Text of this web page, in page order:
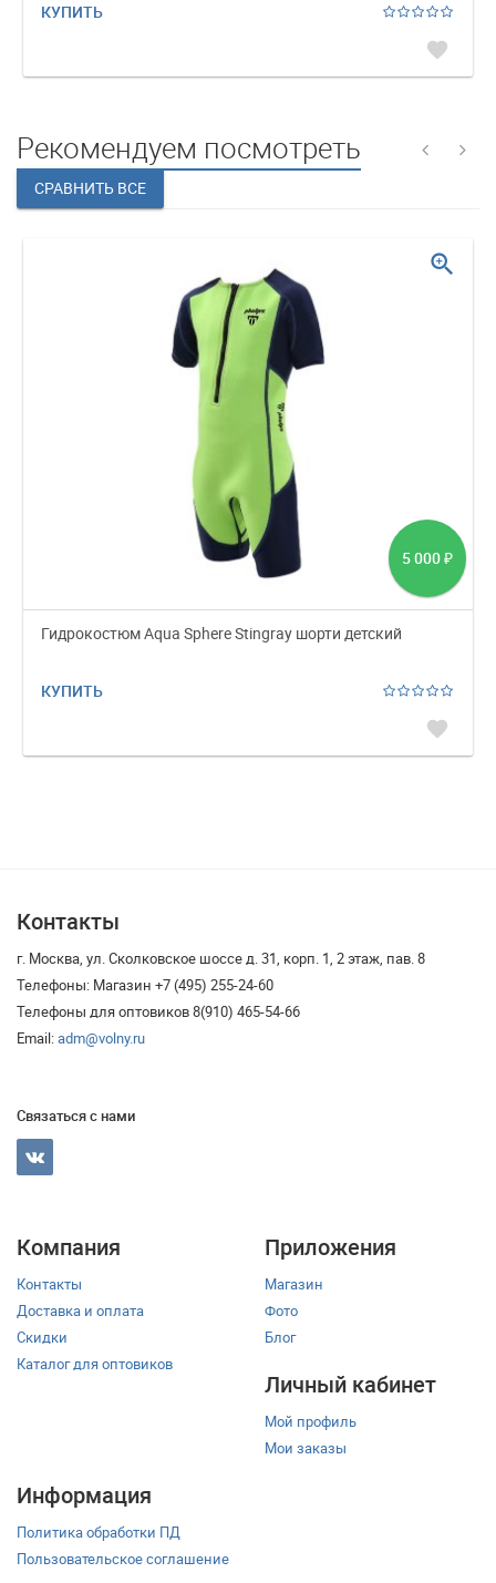
КУПИТЬ
favorite
Рекомендуем посмотреть
5 000 ₽
Гидрокостюм Aqua Sphere Stingray шорти детский
КУПИТЬ
favorite
zoom_in
Контакты
г. Москва, ул. Сколковское шоссе д. 31, корп. 1, 2 этаж, пав. 8
Телефоны: Магазин +7 (495) 255-24-60
Телефоны для оптовиков 8(910) 465-54-66
Email:adm@volny.ru
Связаться с нами
Компания
Контакты
Доставка и оплата
Скидки
Каталог для оптовиков
Приложения
Магазин
Фото
Блог
Личный кабинет
Мой профиль
Мои заказы
Информация
Политика обработки ПД
Пользовательское соглашение